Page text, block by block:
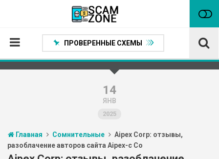
Проверенные способы заработка
Статьи
Партнеры
ПРОВЕРЕННЫЕ СХЕМЫ
14
ЯНВ
2025
Главная Сомнительные
Aipex Corp: отзывы,
разоблачение авторов сайта Aipex-c Co